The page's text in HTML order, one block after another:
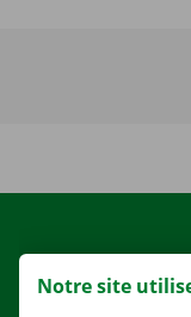
Notre site